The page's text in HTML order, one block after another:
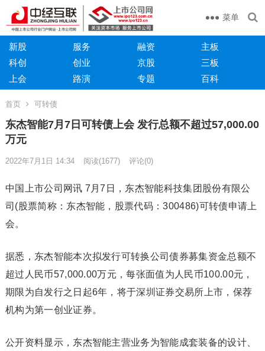
菜单
新股 服务 融资
主板
科创
创业 京股
三板
上会
路演 专题 百科
首页 可转债
东杰智能7月7日可转债上会 发行总额不超过57,000.00
万元
2022年7月1日 14:34 阅读(1677) 评论(0)
中国上市公司网讯 7月7日，东杰智能科技集团股份有限公
司(股票简称：东杰智能，股票代码：300486)可转债申请上
会。
据悉，东杰智能本次拟发行可转换公司债券募集资金总额不
超过人民币57,000.00万元，每张面值为人民币100.00元，
期限为自发行之日起6年，将于深圳证券交易所上市，保荐
机构为第一创业证券。
公开资料显示，东杰智能主营业务为智能成套装备的设计、